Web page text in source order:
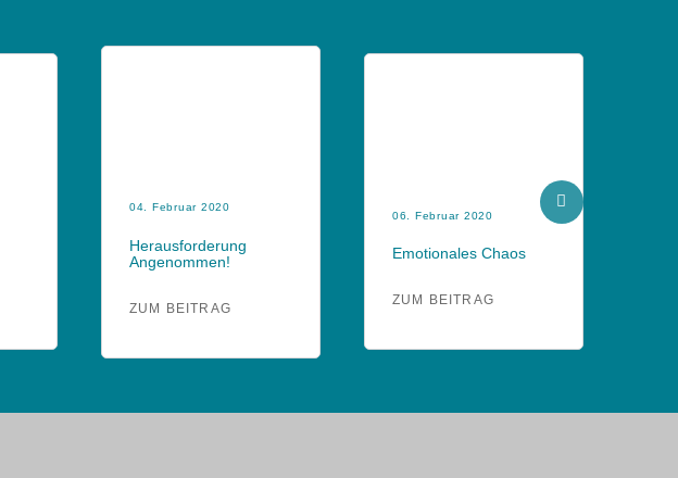
04. Februar 2020
Herausforderung
Angenommen!
ZUM BEITRAG
06. Februar 2020
Emotionales Chaos
ZUM BEITRAG